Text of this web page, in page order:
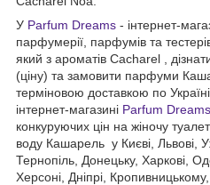
У Parfum Dreams - інтернет-
парфумерії, парфумів та
який з ароматів Cacharel ,
(ціну) та замовити парфуми
терміновою доставкою по
інтернет-магазині Parfum Dreams
конкуруючих цін на жіночу
воду Кашарель у Києві, Львові,
Тернопіль, Донецьку, Харкові,
Херсоні, Дніпрі, Кропивницькому,